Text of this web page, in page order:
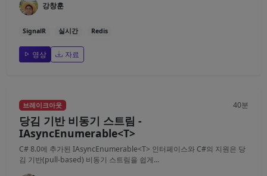
강창훈
SignalR 실시간 Redis
영상 자료
브레이크아웃 40분
당김 기반 비동기 스트림 -
IAsyncEnumerable<T>
C# 8.0에 추가된 IAsyncEnumerable<T> 인터페이스와 C#의 지원은 당
김 기반(pull-based) 비동기 스트림을 쉽게...